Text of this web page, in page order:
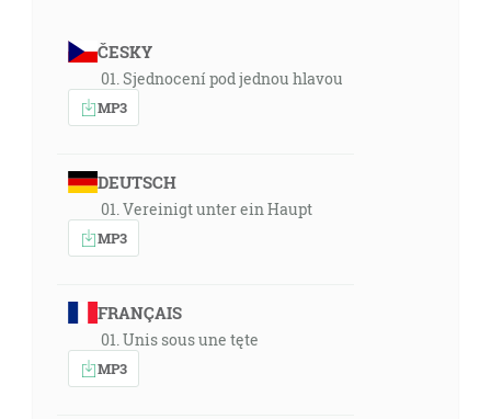
ČESKY
01. Sjednocení pod jednou hlavou
MP3
DEUTSCH
01. Vereinigt unter ein Haupt
MP3
FRANÇAIS
01. Unis sous une tęte
MP3